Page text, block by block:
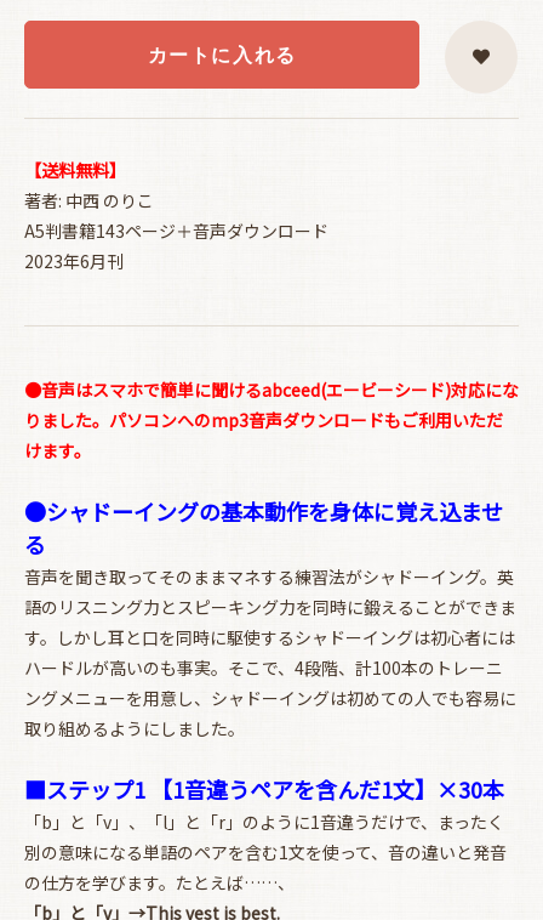
カートに入れる
【送料無料】
著者: 中西 のりこ
A5判書籍143ページ＋音声ダウンロード
2023年6月刊
●音声はスマホで簡単に聞けるabceed(エービーシード)対応にな
りました。パソコンへのmp3音声ダウンロードもご利用いただ
けます。
●シャドーイングの基本動作を身体に覚え込ませ
る
音声を聞き取ってそのままマネする練習法がシャドーイング。英
語のリスニング力とスピーキング力を同時に鍛えることができま
す。しかし耳と口を同時に駆使するシャドーイングは初心者には
ハードルが高いのも事実。そこで、4段階、計100本のトレーニ
ングメニューを用意し、シャドーイングは初めての人でも容易に
取り組めるようにしました。
■ステップ1 【1音違うペアを含んだ1文】×30本
「b」と「v」、「l」と「r」のように1音違うだけで、まったく
別の意味になる単語のペアを含む1文を使って、音の違いと発音
の仕方を学びます。たとえば……、
「b」と「v」→This vest is best.